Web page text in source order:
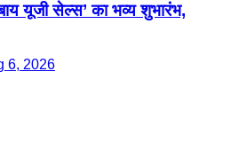
यूजी सेल्स’ का भव्य शुभारंभ,
6, 2026